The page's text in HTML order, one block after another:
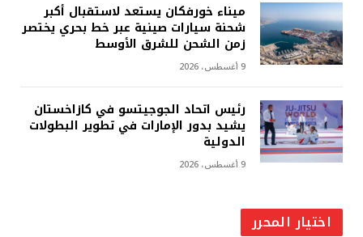
ميناء خورفكان يستعد لاستقبال أكبر
شحنة سيارات صينية عبر خط بحري يختصر
زمن الشحن للشرق الأوسط
9 أغسطس، 2026
رئيس اتحاد الجوجيتسو في كازاخستان
يشيد بدور الإمارات في تطوير البطولات
الدولية
9 أغسطس، 2026
اختيار المحرر